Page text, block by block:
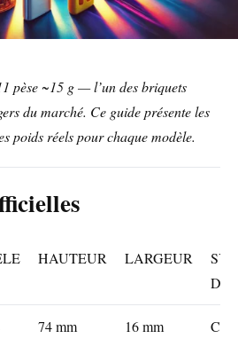
pèse ~15 g — l’un des briquets
du marché. Ce guide présente les
poids réels pour chaque modèle.
HAUTEUR LARGEUR
74 mm 16 mm